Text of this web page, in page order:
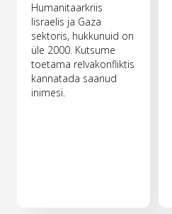
Humanitaarkriis
Iisraelis ja Gaza
sektoris, hukkunuid on
üle 2000. Kutsume
toetama relvakonfliktis
kannatada saanud
inimesi.